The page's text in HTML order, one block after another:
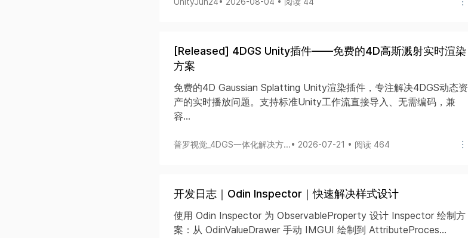
[Released] 4DGS Unity插件——免费的4D高斯溅射实时渲染
方案
免费的4D Gaussian Splatting Unity渲染插件，专注解决4DGS动态资
产的实时播放问题。支持标准Unity工作流直接导入、无需编码，兼
容...
普罗视觉_4DGS一体化解决方...• 2026-07-21 • 阅读 464
开发日志｜Odin Inspector｜快速解决样式设计
使用 Odin Inspector 为 ObservableProperty 设计 Inspector 绘制方
案：从 OdinValueDrawer 手动 IMGUI 绘制到 AttributeProces...